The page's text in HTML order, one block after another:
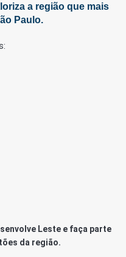
a região que mais
Paulo.
Leste e faça parte
da região.